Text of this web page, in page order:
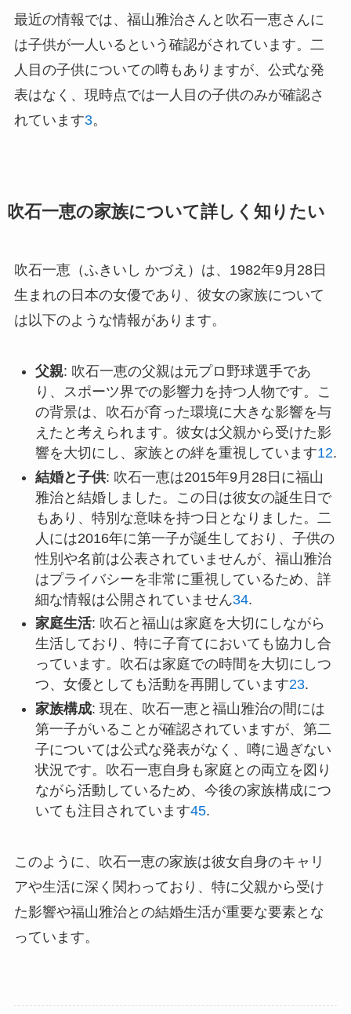
最近の情報では、福山雅治さんと吹石一恵さんに
は子供が一人いるという確認がされています。二
人目の子供についての噂もありますが、公式な発
表はなく、現時点では一人目の子供のみが確認さ
れています3。
吹石一恵の家族について詳しく知りたい
吹石一恵（ふきいし かづえ）は、1982年9月28日
生まれの日本の女優であり、彼女の家族について
は以下のような情報があります。
父親: 吹石一恵の父親は元プロ野球選手であ
り、スポーツ界での影響力を持つ人物です。こ
の背景は、吹石が育った環境に大きな影響を与
えたと考えられます。彼女は父親から受けた影
響を大切にし、家族との絆を重視しています12.
結婚と子供: 吹石一恵は2015年9月28日に福山
雅治と結婚しました。この日は彼女の誕生日で
もあり、特別な意味を持つ日となりました。二
人には2016年に第一子が誕生しており、子供の
性別や名前は公表されていませんが、福山雅治
はプライバシーを非常に重視しているため、詳
細な情報は公開されていません34.
家庭生活: 吹石と福山は家庭を大切にしながら
生活しており、特に子育てにおいても協力し合
っています。吹石は家庭での時間を大切にしつ
つ、女優としても活動を再開しています23.
家族構成: 現在、吹石一恵と福山雅治の間には
第一子がいることが確認されていますが、第二
子については公式な発表がなく、噂に過ぎない
状況です。吹石一恵自身も家庭との両立を図り
ながら活動しているため、今後の家族構成につ
いても注目されています45.
このように、吹石一恵の家族は彼女自身のキャリ
アや生活に深く関わっており、特に父親から受け
た影響や福山雅治との結婚生活が重要な要素とな
っています。